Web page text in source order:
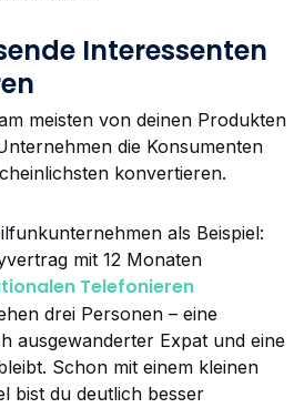
Interessenten
meisten von deinen Produkten
die Konsumenten
konvertieren.
als Beispiel:
mit 12 Monaten
Telefonieren
drei Personen – eine
ausgewanderter Expat und eine
Schon mit einem kleinen
bist du deutlich besser